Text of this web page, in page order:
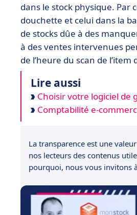
dans le stock physique. Par
douchette et celui dans la
de stocks dûe à des
à des ventes intervenues
de l’heure du scan de l’item
Lire aussi
Choisir votre logiciel de
Comptabilité e-
La transparence est une
nos lecteurs des contenus
pourquoi, nous vous invitons